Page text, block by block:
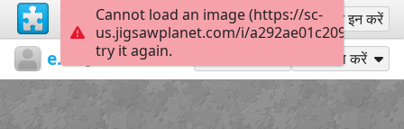
साइन अप साइन इन करें
evangelinet ...IV.092 साझा करें
Cannot load an image (https://sc-
us.jigsawplanet.com/i/
try it again.